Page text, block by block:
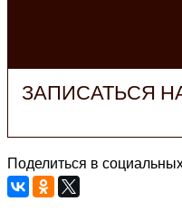
ЗАПИСАТЬСЯ
Поделиться в